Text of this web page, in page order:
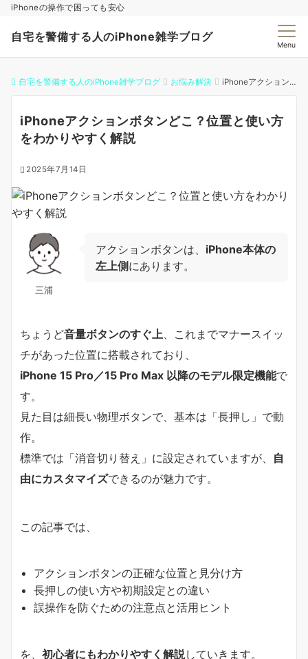
iPhoneの操作で困っても安心
自宅を警備する人のiPhone雑学ブログ
Menu
自宅を警備する人のiPhone雑学ブログ お悩み解決 iPhoneアクションボタンどこ？位置と使い方をわかりやすく解説
iPhoneアクションボタンどこ？位置と使い方
をわかりやすく解説
2025年7月14日
三浦
アクションボタンは、 iPhone本体の
左上側にあります。
ちょうど音量ボタンのすぐ上 、これまでマナースイッ
チがあった位置に搭載されており、
iPhone 15 Pro／15 Pro Max 以降のモデル限定機能で
す。
見た目は細長い物理ボタンで、基本は「長押し」で動
作。
標準では「消音切り替え」に設定されていますが、 自
由にカスタマイズできるのが魅力です。
この記事では、
アクションボタンの正確な位置と見分け方
長押しの使い方や初期設定との違い
誤操作を防ぐための注意点と活用ヒント
を、 初心者にもわかりやすく解説していきます。